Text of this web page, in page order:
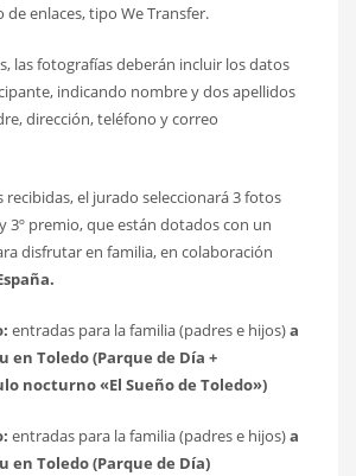
enlaces, tipo We Transfer.
las fotografías deberán incluir los datos
indicando nombre y dos apellidos
dirección, teléfono y correo
recibidas, el jurado seleccionará 3 fotos
y 3º premio, que están dotados con un
disfrutar en familia, en colaboración
entradas para la familia (padres e hijos)a
en Toledo (Parque de Día +
nocturno «El Sueño de Toledo»)
entradas para la familia (padres e hijos)a
en Toledo (Parque de Día)